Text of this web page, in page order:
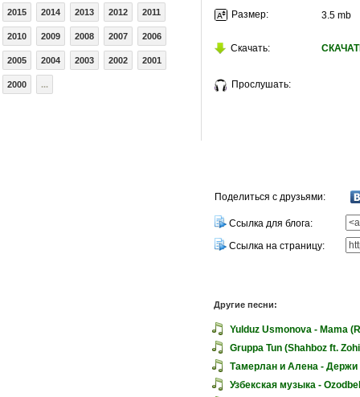
2015 2014 2013 2012 2011
2010 2009 2008 2007 2006
2005 2004 2003 2002 2001
2000 ...
Размер: 3.5 mb
Скачать:
Прослушать:
Поделиться с друзьями:
Ссылка для блога:
Ссылка на страницу:
Другие песни:
Yulduz Usmonova - Mama
Gruppa Tun (Shahboz ft.
Тамерлан и Алена - Держи
Узбекская музыка -